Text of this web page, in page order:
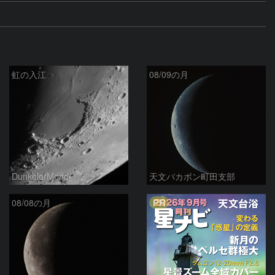
虹の入江
DunkelerMond
08/09の月
天文バカボン町田支部
08/08の月 PR